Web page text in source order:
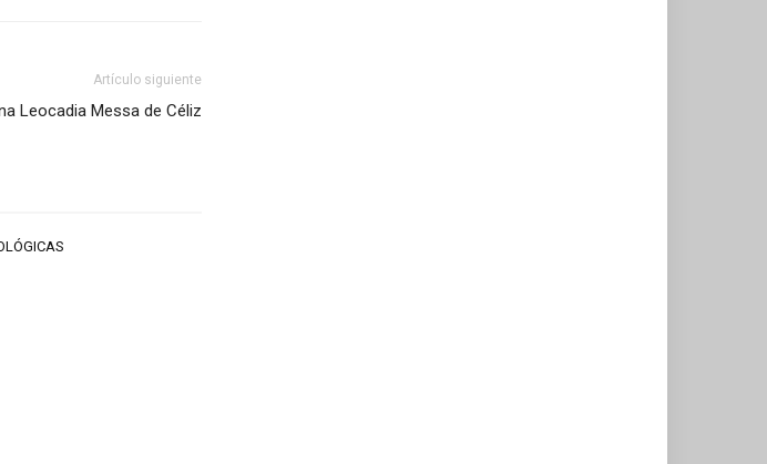
Artículo siguiente
Leocadia Messa de Céliz